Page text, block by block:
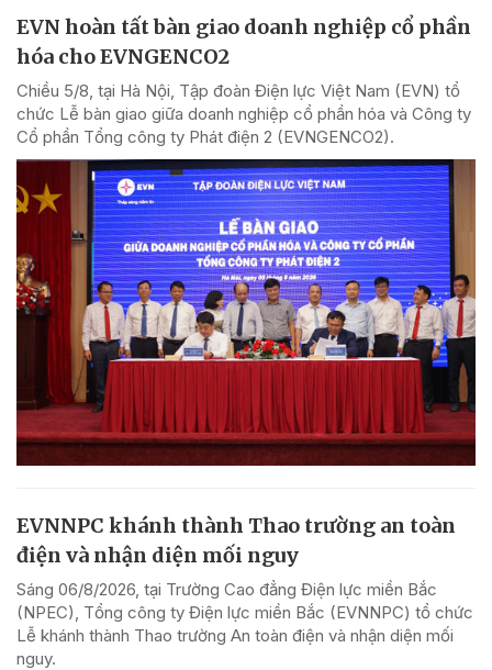
EVN hoàn tất bàn giao doanh nghiệp cổ phần
hóa cho EVNGENCO2
Chiều 5/8, tại Hà Nội, Tập đoàn Điện lực Việt Nam (EVN) tổ
chức Lễ bàn giao giữa doanh nghiệp cổ phần hóa và Công ty
Cổ phần Tổng công ty Phát điện 2 (EVNGENCO2).
EVNNPC khánh thành Thao trường an toàn
điện và nhận diện mối nguy
Sáng 06/8/2026, tại Trường Cao đẳng Điện lực miền Bắc
(NPEC), Tổng công ty Điện lực miền Bắc (EVNNPC) tổ chức
Lễ khánh thành Thao trường An toàn điện và nhận diện mối
nguy.